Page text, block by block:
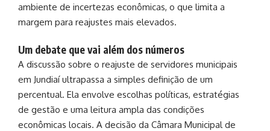
ambiente de incertezas econômicas, o que limita a
margem para reajustes mais elevados.
Um debate que vai além dos números
A discussão sobre o reajuste de servidores municipais
em Jundiaí ultrapassa a simples definição de um
percentual. Ela envolve escolhas políticas, estratégias
de gestão e uma leitura ampla das condições
econômicas locais. A decisão da Câmara Municipal de